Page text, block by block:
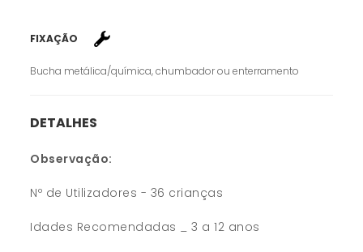
FIXAÇÃO
Bucha metálica/química, chumbador ou enterramento
DETALHES
Observação:
Nº de Utilizadores - 36 crianças
Idades Recomendadas _ 3 a 12 anos